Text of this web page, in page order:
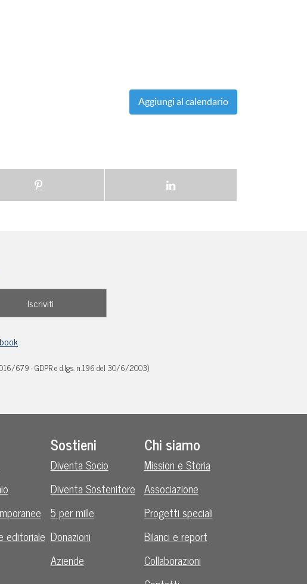
Aggiungi al calendario
679 - GDPR e d.lgs. n.196 del 30/6/2003)
editoriale
Sostieni
Diventa Socio
Diventa Sostenitore
5 per mille
Donazioni
Aziende
Chi siamo
Mission e Storia
Associazione
Progetti speciali
Bilanci e report
Collaborazioni